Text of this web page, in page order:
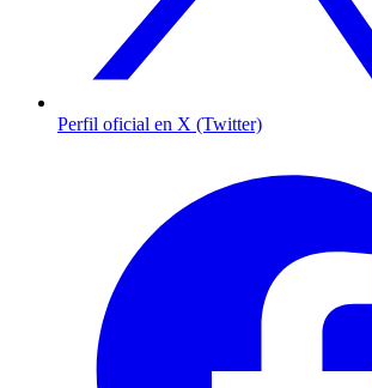
Perfil oficial en X (Twitter)